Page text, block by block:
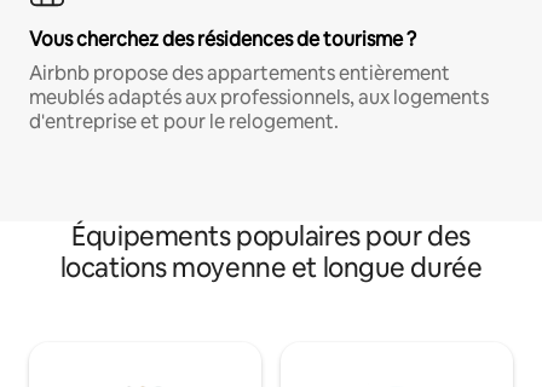
Vous cherchez des résidences de tourisme ?
Airbnb propose des appartements entièrement
meublés adaptés aux professionnels, aux logements
d'entreprise et pour le relogement.
Équipements populaires pour des
locations moyenne et longue durée